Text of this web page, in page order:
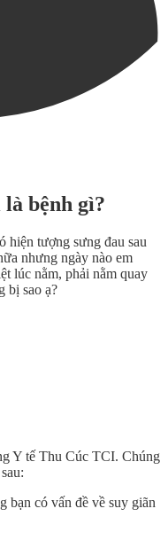
là bệnh gì?
hiện tượng sưng đau sau
nhưng ngày nào em
lúc nằm, phải nằm quay
bị sao ạ?
Y tế Thu Cúc TCI. Chúng
bạn có vấn đề về suy giãn